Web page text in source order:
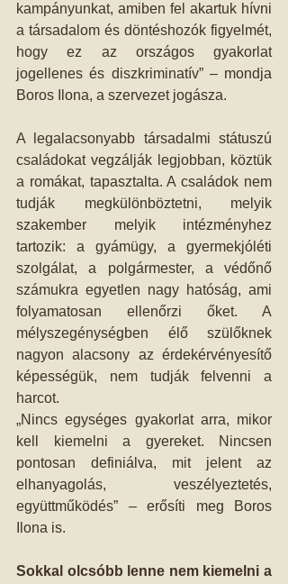
kampányunkat, amiben fel akartuk hívni
a társadalom és döntéshozók figyelmét,
hogy ez az országos gyakorlat
jogellenes és diszkriminatív” – mondja
Boros Ilona, a szervezet jogásza.
A legalacsonyabb társadalmi státuszú
családokat vegzálják legjobban, köztük
a romákat, tapasztalta. A családok nem
tudják megkülönböztetni, melyik
szakember melyik intézményhez
tartozik: a gyámügy, a gyermekjóléti
szolgálat, a polgármester, a védőnő
számukra egyetlen nagy hatóság, ami
folyamatosan ellenőrzi őket. A
mélyszegénységben élő szülőknek
nagyon alacsony az érdekérvényesítő
képességük, nem tudják felvenni a
harcot.
„Nincs egységes gyakorlat arra, mikor
kell kiemelni a gyereket. Nincsen
pontosan definiálva, mit jelent az
elhanyagolás, veszélyeztetés,
együttműködés” – erősíti meg Boros
Ilona is.
Sokkal olcsóbb lenne nem kiemelni a